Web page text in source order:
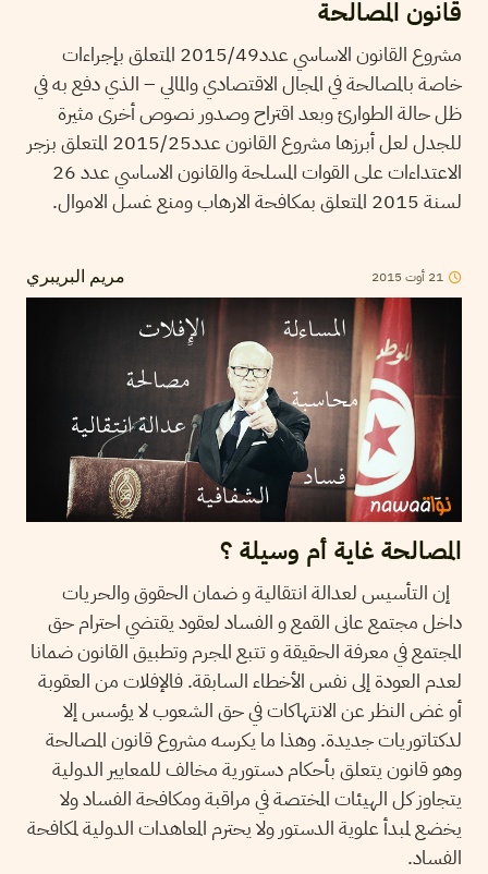
قانون المصالحة
مشروع القانون الاساسي عدد2015/49 المتعلق بإجراءات
خاصة بالمصالحة في المجال الاقتصادي والمالي – الذي دفع به في
ظل حالة الطوارئ وبعد اقتراح وصدور نصوص أخرى مثيرة
للجدل لعل أبرزها مشروع القانون عدد2015/25 المتعلق بزجر
الاعتداءات على القوات المسلحة والقانون الاساسي عدد 26
لسنة 2015 المتعلق بمكافحة الارهاب ومنع غسل الاموال.
مريم البريبري 21 أوت 2015
المصالحة غاية أم وسيلة ؟
إن التأسيس لعدالة انتقالية و ضمان الحقوق والحريات
داخل مجتمع عانى القمع و الفساد لعقود يقتضي احترام حق
المجتمع في معرفة الحقيقة و تتبع المجرم وتطبيق القانون ضمانا
لعدم العودة إلى نفس الأخطاء السابقة. فالإفلات من العقوبة
أو غض النظر عن الانتهاكات في حق الشعوب لا يؤسس إلا
لدكتاتوريات جديدة. وهذا ما يكرسه مشروع قانون المصالحة
وهو قانون يتعلق بأحكام دستورية مخالف للمعايير الدولية
يتجاوز كل الهيئات المختصة في مراقبة ومكافحة الفساد ولا
يخضع لمبدأ علوية الدستور ولا يحترم المعاهدات الدولية لمكافحة
الفساد.